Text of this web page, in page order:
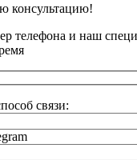
консультацию!
телефона и наш
связи: